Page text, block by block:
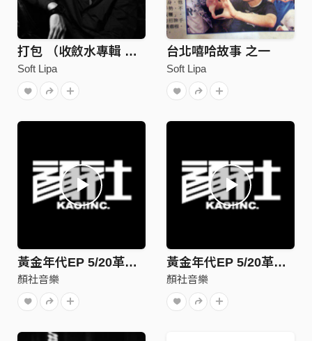
打包 （收斂水專輯 預購限定單曲）
Soft Lipa
台北嘻哈故事 之一
Soft Lipa
黃金年代EP 5/20革命發行-純正好貨
顏社音樂
黃金年代EP 5/20革命發行-十年
顏社音樂